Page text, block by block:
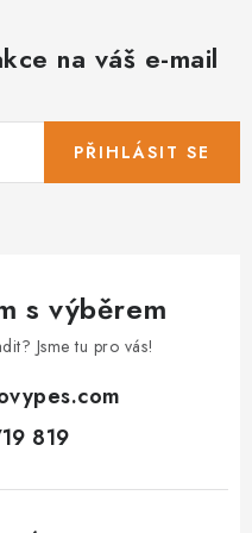
na váš e-mail
PŘIHLÁSIT SE
s výběrem
Jsme tu pro vás!
819